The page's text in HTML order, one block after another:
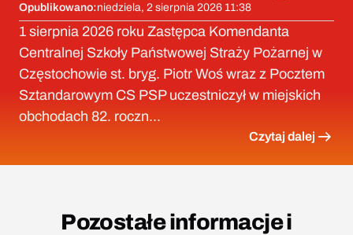
Opublikowano:niedziela, 2 sierpnia 2026 11:38
1 sierpnia 2026 roku Zastępca Komendanta
Centralnej Szkoły Państwowej Straży Pożarnej w
Częstochowie st. bryg. Piotr Woś wraz z Pocztem
Sztandarowym CS PSP uczestniczył w miejskich
obchodach 82. roczn...
Czytaj dalej
Pozostałe informacje i